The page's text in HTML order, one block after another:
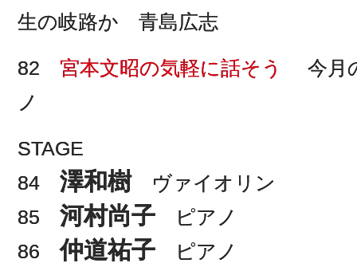
生の岐路か 青島広志
82 宮本文昭の気軽に話そう
今月
ノ
STAGE
84 澤和樹ヴァイオリン
85 河村尚子 ピアノ
86仲道祐子 ピアノ